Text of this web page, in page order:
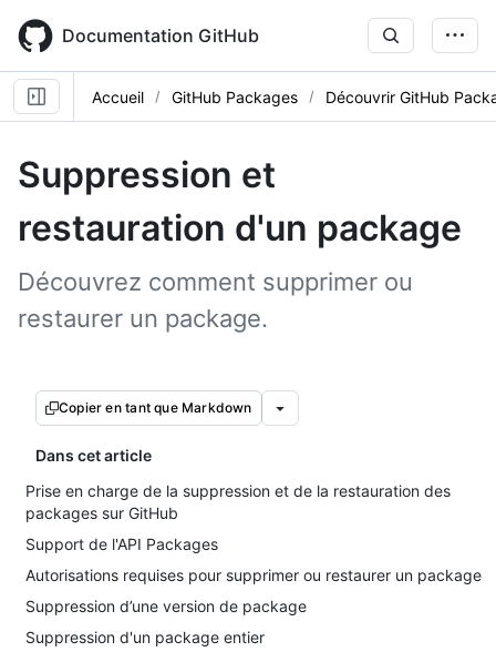
main
content
Documentation GitHub
Accueil GitHub Packages Découvrir GitHub
Suppression et
restauration d'un package
Découvrez comment supprimer ou
restaurer un package.
Copier en tant que Markdown
Dans cet article
Prise en charge de la suppression et de la restauration des
packages sur GitHub
Support de l'API Packages
Autorisations requises pour supprimer ou restaurer un package
Suppression d’une version de package
Suppression d'un package entier